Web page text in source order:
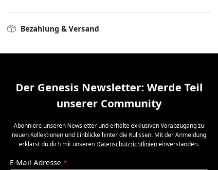
Bezahlung & Versand
Der Genesis Newsletter: Werde Teil
unserer Community
Abonniere unseren Newsletter und erhalte exklusiven Vorabzugang zu
neuen Kollektionen und Einblicke hinter die Kulissen. Mit der Anmeldung
erklärst du dich mit unseren Datenschutzrichtlinieneinverstanden.
E-Mail-Adresse *